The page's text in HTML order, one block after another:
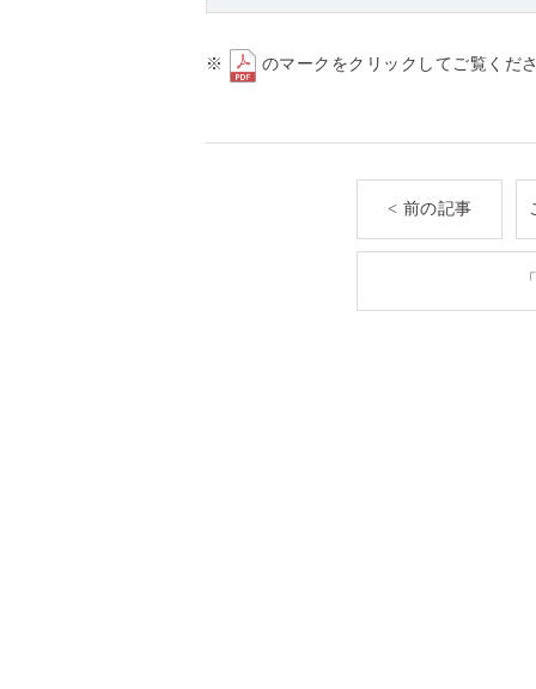
※ のマークをクリックしてご覧くだ
< 前の記事